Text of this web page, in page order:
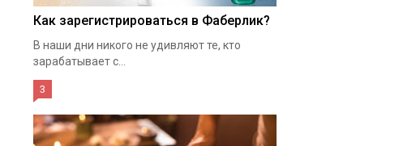
Как зарегистрироваться в Фаберлик?
В наши дни никого не удивляют те, кто
зарабатывает с...
3